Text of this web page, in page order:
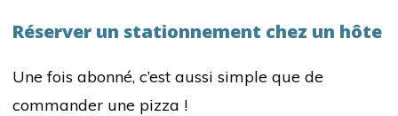
Réserver un stationnement chez un hôte
Une fois abonné, c’est aussi simple que de
commander une pizza !